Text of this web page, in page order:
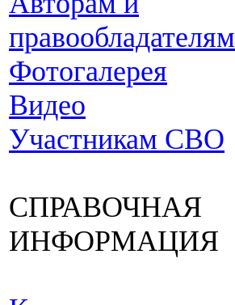
правообладателям
Фотогалерея
Видео
Участникам СВО
СПРАВОЧНАЯ
ИНФОРМАЦИЯ